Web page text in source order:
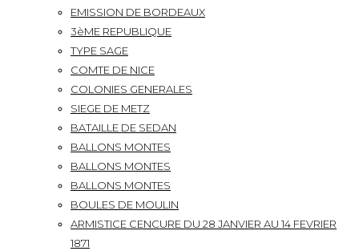
EMISSION DE BORDEAUX
3èME REPUBLIQUE
TYPE SAGE
COMTE DE NICE
COLONIES GENERALES
SIEGE DE METZ
BATAILLE DE SEDAN
BALLONS MONTES
BALLONS MONTES
BALLONS MONTES
BOULES DE MOULIN
ARMISTICE CENCURE DU 28 JANVIER AU 14 FEVRIER
1871